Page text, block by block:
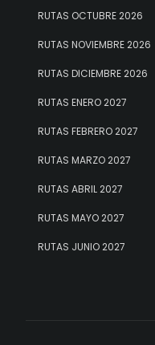
RUTAS OCTUBRE 2026
RUTAS NOVIEMBRE 2026
RUTAS DICIEMBRE 2026
RUTAS ENERO 2027
RUTAS FEBRERO 2027
RUTAS MARZO 2027
RUTAS ABRIL 2027
RUTAS MAYO 2027
RUTAS JUNIO 2027